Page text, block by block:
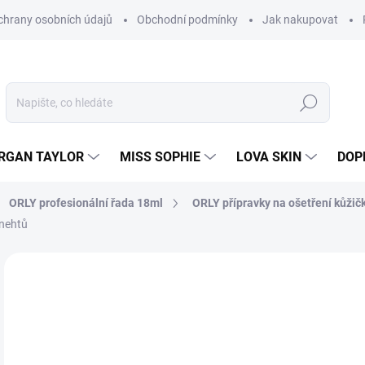
osobních údajů Obchodní podmínky Jak nakupovat
Hledat
TAYLOR MISS SOPHIE LOVA SKIN
ORLY profesionální řada 18ml
ORLY přípravky na ošetření